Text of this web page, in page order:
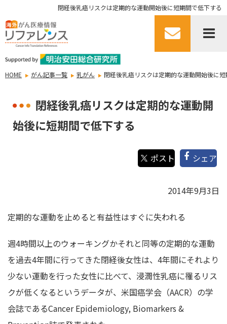
閉経後乳癌リスクは定期的な運動開始後に短期間で低下する
HOME がん記事一覧 乳がん 閉経後乳癌リスクは定期的な運動開始後に
閉経後乳癌リスクは定期的な運動開
始後に短期間で低下する
シェア
2014年9月3日
定期的な運動を止めると有益性はすぐに失われる
週4時間以上のウォーキングかそれと同等の定期的な運動
を過去4年間に行ってきた閉経後女性は、4年間にそれより
少ない運動を行った女性に比べて、浸潤性乳癌に罹るリス
クが低くなるというデータが、米国癌学会（AACR）の学
会誌であるCancer Epidemiology, Biomarkers &